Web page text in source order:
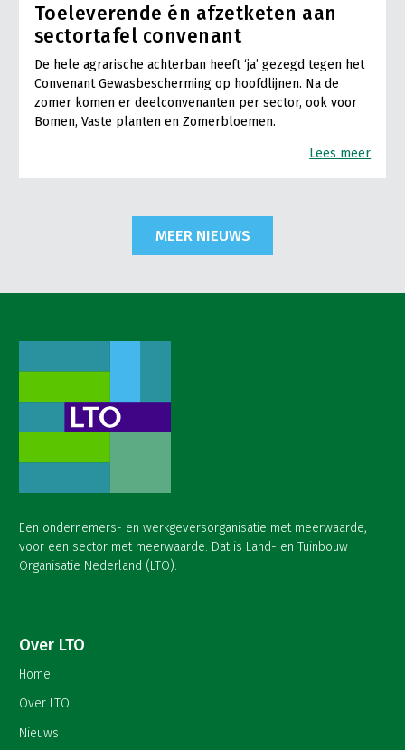
Toeleverende én afzetketen aan
sectortafel convenant
De hele agrarische achterban heeft ‘ja’ gezegd tegen het
Convenant Gewasbescherming op hoofdlijnen. Na de
zomer komen er deelconvenanten per sector, ook voor
Bomen, Vaste planten en Zomerbloemen.
Lees meer
MEER NIEUWS
Een ondernemers- en werkgeversorganisatie met meerwaarde,
voor een sector met meerwaarde. Dat is Land- en Tuinbouw
Organisatie Nederland (LTO).
Over LTO
Home
Over LTO
Nieuws